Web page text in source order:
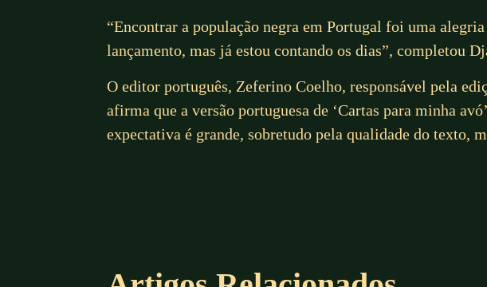
“Encontrar a população negra em Portugal foi uma
lançamento, mas já estou contando os dias”, completou
O editor português, Zeferino Coelho, responsável pela
afirma que a versão portuguesa de ‘Cartas para minha
expectativa é grande, sobretudo pela qualidade do texto,